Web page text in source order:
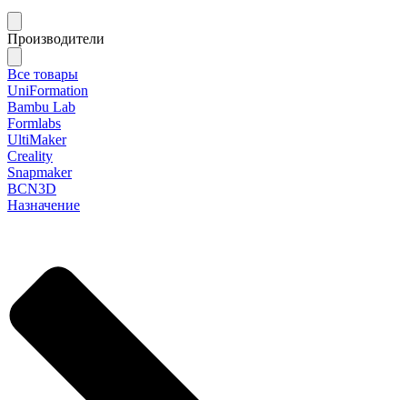
Производители
Все товары
UniFormation
Bambu Lab
Formlabs
UltiMaker
Creality
Snapmaker
BCN3D
Назначение